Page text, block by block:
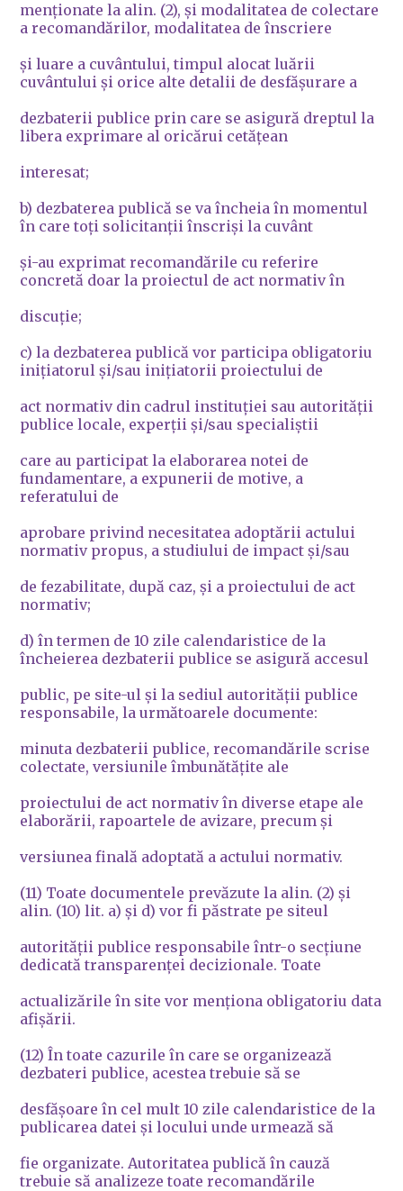
menţionate la alin. (2), şi modalitatea de colectare
a recomandărilor, modalitatea de înscriere
şi luare a cuvântului, timpul alocat luării
cuvântului şi orice alte detalii de desfăşurare a
dezbaterii publice prin care se asigură dreptul la
libera exprimare al oricărui cetăţean
interesat;
b) dezbaterea publică se va încheia în momentul
în care toţi solicitanţii înscrişi la cuvânt
şi-au exprimat recomandările cu referire
concretă doar la proiectul de act normativ în
discuţie;
c) la dezbaterea publică vor participa obligatoriu
iniţiatorul şi/sau iniţiatorii proiectului de
act normativ din cadrul instituţiei sau autorităţii
publice locale, experţii şi/sau specialiştii
care au participat la elaborarea notei de
fundamentare, a expunerii de motive, a
referatului de
aprobare privind necesitatea adoptării actului
normativ propus, a studiului de impact şi/sau
de fezabilitate, după caz, şi a proiectului de act
normativ;
d) în termen de 10 zile calendaristice de la
încheierea dezbaterii publice se asigură accesul
public, pe site-ul şi la sediul autorităţii publice
responsabile, la următoarele documente:
minuta dezbaterii publice, recomandările scrise
colectate, versiunile îmbunătăţite ale
proiectului de act normativ în diverse etape ale
elaborării, rapoartele de avizare, precum şi
versiunea finală adoptată a actului normativ.
(11) Toate documentele prevăzute la alin. (2) şi
alin. (10) lit. a) şi d) vor fi păstrate pe siteul
autorităţii publice responsabile într-o secţiune
dedicată transparenţei decizionale. Toate
actualizările în site vor menţiona obligatoriu data
afişării.
(12) În toate cazurile în care se organizează
dezbateri publice, acestea trebuie să se
desfăşoare în cel mult 10 zile calendaristice de la
publicarea datei şi locului unde urmează să
fie organizate. Autoritatea publică în cauză
trebuie să analizeze toate recomandările